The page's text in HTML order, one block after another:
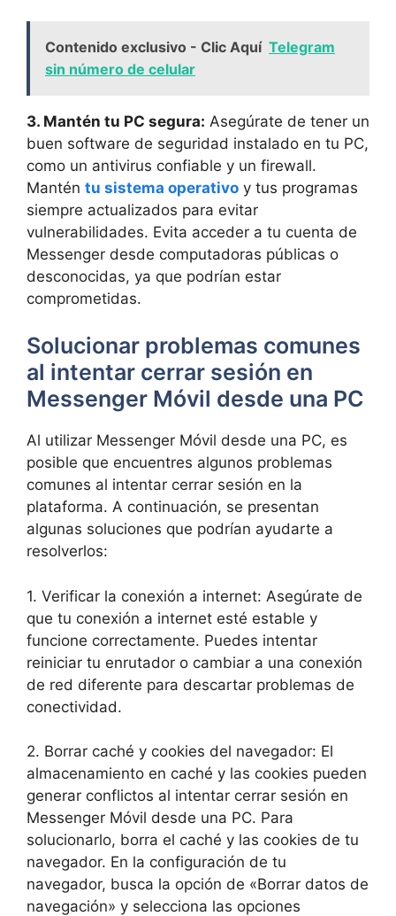
Contenido exclusivo - Clic Aquí Telegram
sin número de celular
3. Mantén​ tu‌ PC segura: Asegúrate de ‍tener un
buen​ software de seguridad instalado en tu‌ PC,
como ⁣un antivirus confiable y ​un firewall.
Mantén tu sistema operativo y tus programas⁢
siempre actualizados para evitar
vulnerabilidades. ⁢Evita acceder a tu cuenta⁢ de⁢
Messenger desde ‌computadoras públicas​ o
desconocidas, ya que podrían estar
comprometidas.
Solucionar problemas comunes
al intentar cerrar sesión ‌en
Messenger Móvil desde una PC
Al utilizar Messenger Móvil desde una⁢ PC, ⁢es
posible que encuentres algunos problemas ​
comunes ‍al intentar cerrar ⁤sesión en la⁤
plataforma.⁢ A continuación, se presentan
algunas soluciones ​que podrían⁣ ayudarte‌ a
resolverlos:
1. Verificar la conexión a internet: ‍Asegúrate‍ de
que tu conexión a internet esté estable y
funcione correctamente. Puedes‍ intentar
⁤reiniciar tu ‍enrutador o cambiar a ⁢una conexión
de red diferente para descartar​ problemas de
conectividad.
2.⁢ Borrar caché​ y cookies del navegador: El‍
almacenamiento en caché y ⁣las cookies ⁢pueden
generar conflictos⁣ al⁤ intentar cerrar sesión en
‍Messenger Móvil desde ‍una PC. Para
solucionarlo, ⁢borra el caché⁢ y las ⁢cookies de ‍tu‍
navegador. ⁢En la configuración de tu
⁤navegador, busca la opción de «Borrar datos de
⁣navegación» ⁢y selecciona las opciones